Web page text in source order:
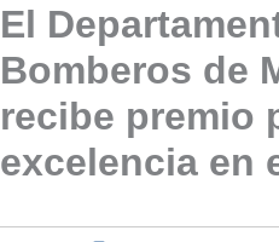
El
Bomberos de
recibe premio
excelencia en